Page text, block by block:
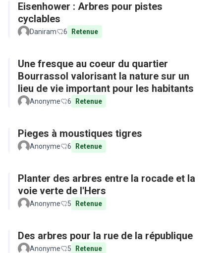
Eisenhower : Arbres pour pistes
cyclables
Daniram 6 Retenue
Une fresque au coeur du quartier
Bourrassol valorisant la nature sur un
lieu de vie important pour les habitants
Anonyme 6 Retenue
Pieges à moustiques tigres
Anonyme 6 Retenue
Planter des arbres entre la rocade et la
voie verte de l'Hers
Anonyme 5 Retenue
Des arbres pour la rue de la république
Anonyme 5 Retenue